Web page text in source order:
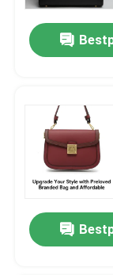
Über uns
Treten Sie
Nachrichten